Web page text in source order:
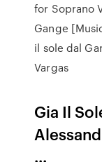
for Soprano
Gange
il sole dal
Vargas
Gia Il
...